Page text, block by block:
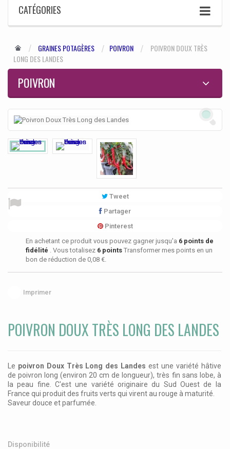
CATÉGORIES
GRAINES POTAGÈRES POIVRON
POIVRON DOUX TRÈS
LONG DES LANDES
POIVRON
Tweet
Partager
Pinterest
En achetant ce produit vous pouvez gagner jusqu'a 6 points de
fidélité
. Vous totalisez 6 points Transformer mes points en un
bon de réduction de 0,08 €
Imprimer
POIVRON DOUX TRÈS LONG DES LANDES
Le poivron Doux Très Long des Landes est une variété hâtive
de poivron long (environ 20 cm de longueur), très fin sans lobe, à
la peau fine. C'est une variété originaire du Sud Ouest de la
France qui produit des fruits verts qui virent au rouge à maturité.
Saveur douce et parfumée.
Disponibilité